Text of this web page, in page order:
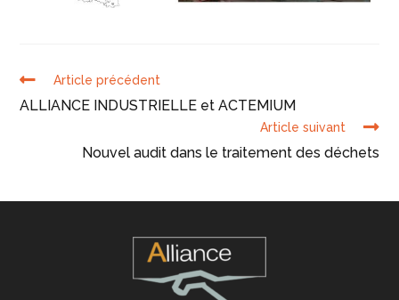
Article précédent
ALLIANCE INDUSTRIELLE et ACTEMIUM
Article suivant
Nouvel audit dans le traitement des déchets